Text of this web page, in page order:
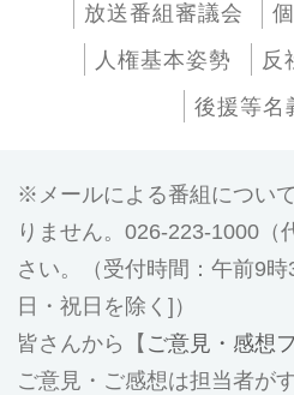
放送番組審議会
人権基本姿勢
反
後援等名
メールによる番組につい
りません。026-223-1000（
さい。（受付時間：午前9時
日・祝日を除く]）
皆さんから【 ご意見・感想
ご意見・ご感想は担当者が